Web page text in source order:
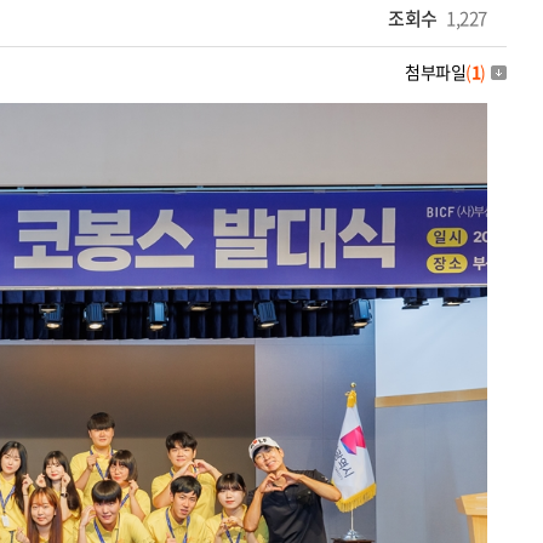
조회수 1,227
첨부파일(1)